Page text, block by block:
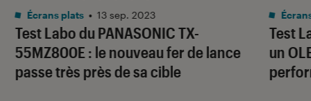
Test Labo du PANASONIC TX-
55MZ800E : le nouveau fer de lance
passe très près de sa cible
Noté 5 étoiles sur 5
Écrans plats • 13 sep. 2023
Test
un